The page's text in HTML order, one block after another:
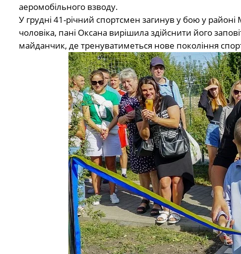
аеромобільного взводу.
У грудні 41-річний спортсмен загинув у бою у
чоловіка, пані Оксана вирішила здійснити його
майданчик, де тренуватиметься нове покоління